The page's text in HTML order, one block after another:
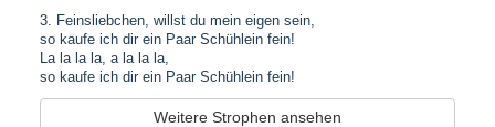
3. Feinsliebchen, willst du mein eigen sein,
so kaufe ich dir ein Paar Schühlein fein!
La la la la, a la la la,
so kaufe ich dir ein Paar Schühlein fein!
Weitere Strophen ansehen